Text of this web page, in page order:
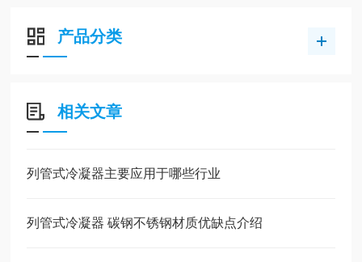
产品分类
相关文章
列管式冷凝器主要应用于哪些行业
列管式冷凝器 碳钢不锈钢材质优缺点介绍